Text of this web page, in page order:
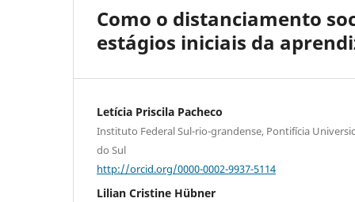
Como o distanciamento
estágios iniciais da
Letícia Priscila Pacheco
Instituto Federal Sul-rio-grandense, Pontifícia
do Sul
http://orcid.org/0000-0002-9937-5114
Lilian Cristine Hübner